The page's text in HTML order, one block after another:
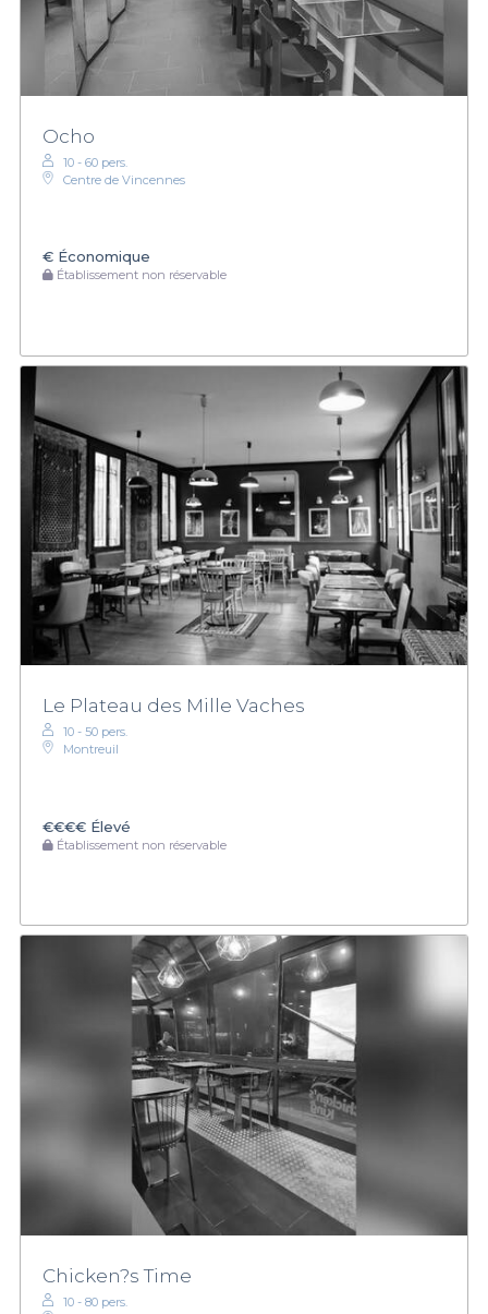
Ocho
10 - 60 pers.
Centre de Vincennes
€ Économique
Établissement non réservable
Le Plateau des Mille Vaches
10 - 50 pers.
Montreuil
€€€€ Élevé
Établissement non réservable
Chicken?s Time
10 - 80 pers.